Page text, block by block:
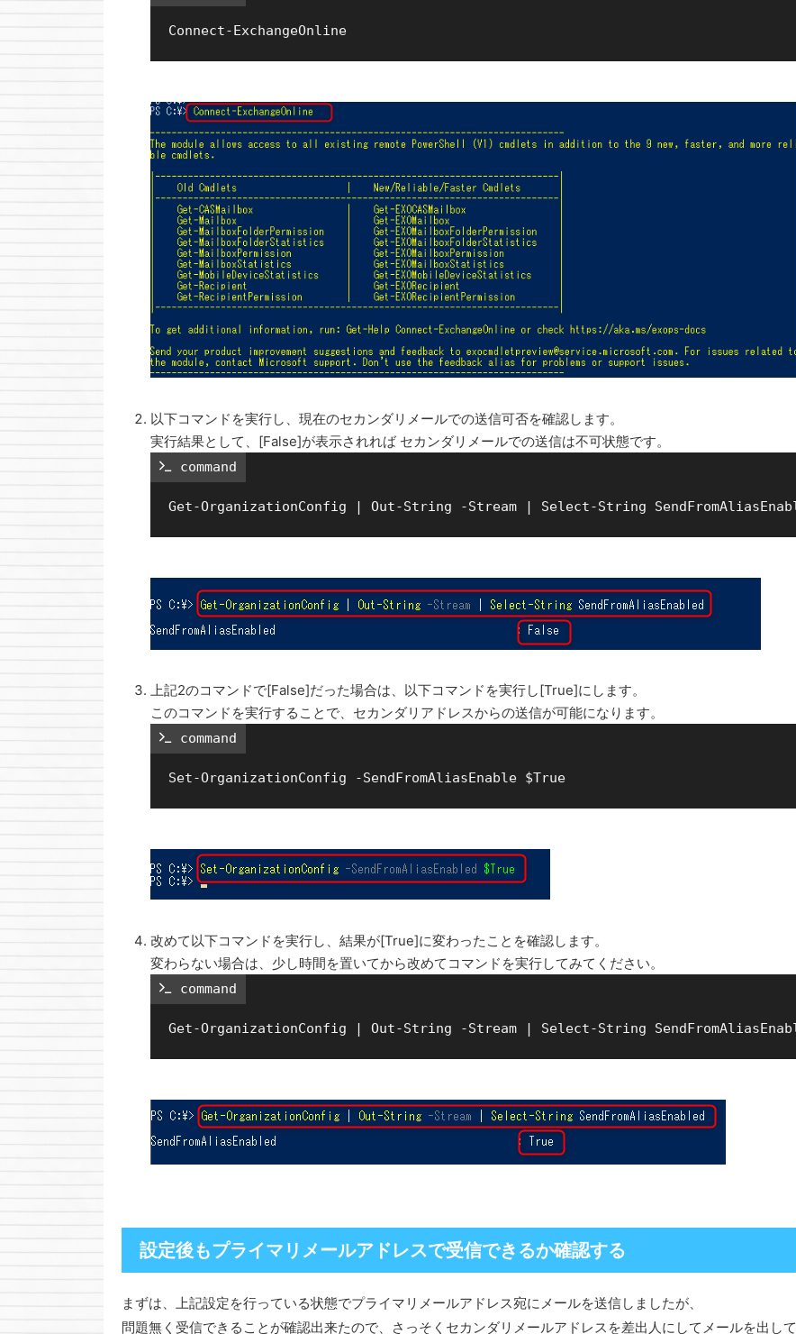
以下コマンドを実行し、現在のセカンダリメールでの送信可否を確認します。
実行結果として、[False]が表示されれば セカンダリメールでの送信は不可状態です。
command
上記2のコマンドで[False]だった場合は、以下コマンドを実行し[True]にします。
このコマンドを実行することで、セカンダリアドレスからの送信が可能になります。
command
改めて以下コマンドを実行し、結果が[True]に変わったことを確認します。
変わらない場合は、少し時間を置いてから改めてコマンドを実行してみてください。
command
設定後もプライマリメールアドレスで受信できるか確認する
まずは、上記設定を行っている状態でプライマリメールアドレス宛にメールを送信しましたが、
問題無く受信できることが確認出来たので、さっそくセカンダリメールアドレスを差出人にしてメールを出して